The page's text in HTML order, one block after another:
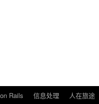
Rails 信息处理 人在旅途